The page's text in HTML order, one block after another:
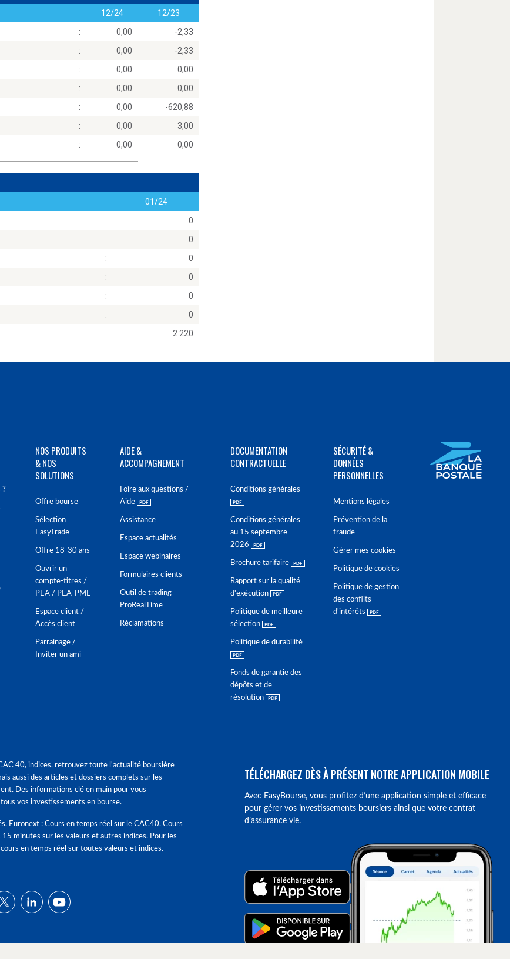
12/24
12/23
: 0,00
-2,33
: 0,00
-2,33
: 0,00
0,00
: 0,00
0,00
: 0,00
-620,88
: 0,00
3,00
: 0,00 0,00
01/24
:
0
:
0
:
0
:
0
:
0
:
0
: 2 220
?
NOS PRODUITS
& NOS
SOLUTIONS
Offre bourse
Sélection
EasyTrade
Offre 18-30 ans
Ouvrir un
compte-titres /
PEA / PEA-PME
Espace client /
Accès client
Parrainage /
Inviter un ami
AIDE &
ACCOMPAGNEMENT
Foire aux questions /
Aide
Assistance
Espace actualités
Espace webinaires
Formulaires clients
Outil de trading
ProRealTime
Réclamations
DOCUMENTATION
CONTRACTUELLE
Conditions générales
Conditions générales
au 15 septembre
2026
Brochure tarifaire
Rapport sur la qualité
d'exécution
Politique de meilleure
sélection
Politique de durabilité
Fonds de garantie des
dépôts et de
résolution
SÉCURITÉ &
DONNÉES
PERSONNELLES
Mentions légales
Prévention de la
fraude
Gérer mes cookies
Politique de cookies
Politique de gestion
des conflits
d'intérêts
40, indices, retrouvez toute l'actualité boursière
aussi des articles et dossiers complets sur les
Des informations clé en main pour vous
tous vos investissements en bourse.
Euronext : Cours en temps réel sur le CAC40. Cours
15 minutes sur les valeurs et autres indices. Pour les
cours en temps réel sur toutes valeurs et indices.
TÉLÉCHARGEZ DÈS À PRÉSENT NOTRE APPLICATION MOBILE
Avec EasyBourse, vous profitez d’une application simple et efficace
pour gérer vos investissements boursiers ainsi que votre contrat
d’assurance vie.
en garantissant la conformité avec les réglementations. Personnalisez vos préférences pour contrôler la manière dont